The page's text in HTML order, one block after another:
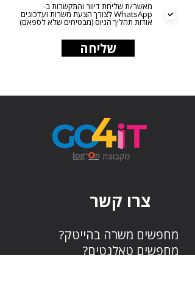
מאשר/ת שליחת דיוור והתקשרות ב-
WhatsApp לצורך הצעת משרות ועדכונים
אודות תהליך הגיוס (מבטיחים שלא לספאם)
שליחה
צרו קשר
מחפשים משרה בהייטק?
מחפשים טאלנטים?